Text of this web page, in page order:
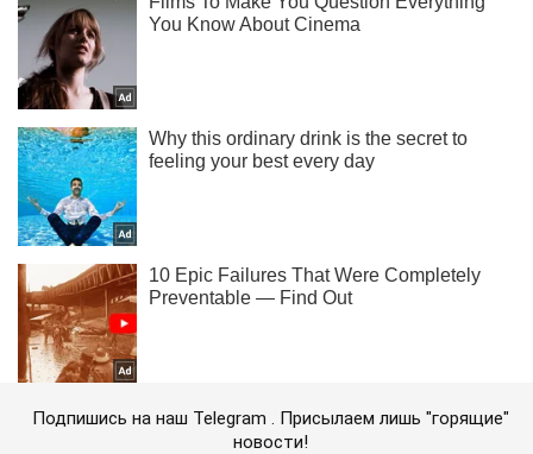
Подпишись на наш Telegram . Присылаем лишь "горящие"
новости!